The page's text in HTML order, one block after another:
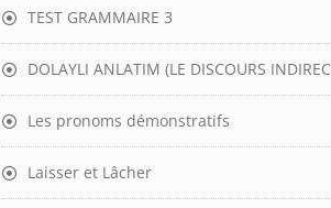
TEST GRAMMAIRE 3
DOLAYLI ANLATIM (LE DISCOURS
Les pronoms démonstratifs
Laisser et Lâcher